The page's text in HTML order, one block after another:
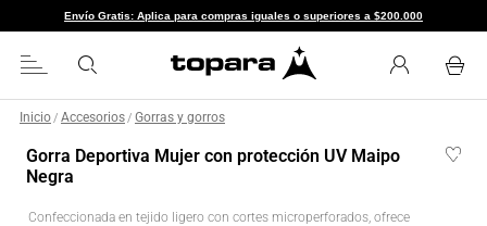
Envío Gratis: Aplica para compras iguales o superiores a $200.000
Inicio / Accesorios / Gorras y gorros
Gorra Deportiva Mujer con protección UV Maipo
Negra
Confeccionada en tejido ligero con cortes microperforados, ofrece